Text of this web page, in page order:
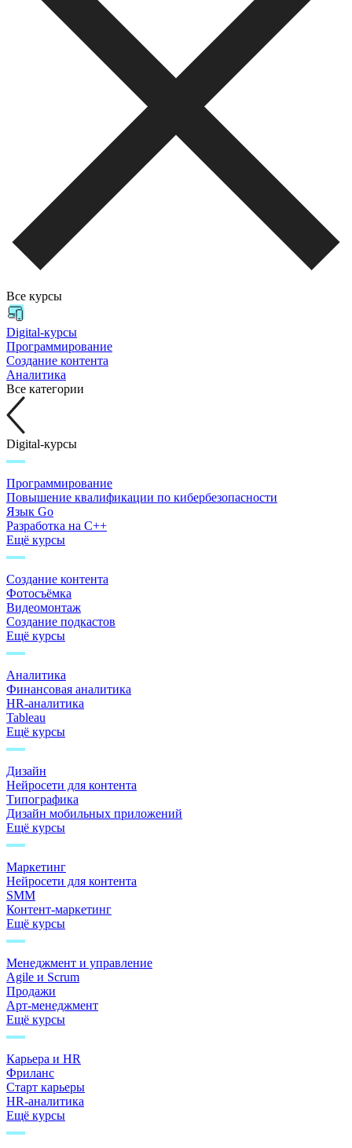
Все курсы
Digital-курсы
Программирование
Создание контента
Аналитика
Все категории
Digital-курсы
Программирование
Повышение квалификации по кибербезопасности
Язык Go
Разработка на C++
Ещё курсы
Создание контента
Фотосъёмка
Видеомонтаж
Создание подкастов
Ещё курсы
Аналитика
Финансовая аналитика
HR-аналитика
Tableau
Ещё курсы
Дизайн
Нейросети для контента
Типографика
Дизайн мобильных приложений
Ещё курсы
Маркетинг
Нейросети для контента
SMM
Контент-маркетинг
Ещё курсы
Менеджмент и управление
Agile и Scrum
Продажи
Арт-менеджмент
Ещё курсы
Карьера и HR
Фриланс
Старт карьеры
HR-аналитика
Ещё курсы